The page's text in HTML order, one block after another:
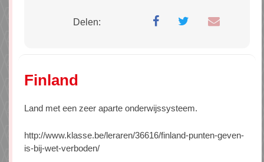
Delen:
Finland
Land met een zeer aparte onderwijssysteem.
http://www.klasse.be/leraren/36616/finland-punten-geven-
is-bij-wet-verboden/